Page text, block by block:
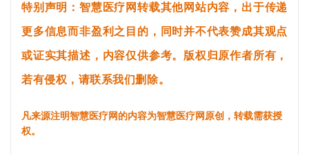
特别声明：智慧医疗网转载其他网站内容，出于传递
更多信息而非盈利之目的，同时并不代表赞成其观点
或证实其描述，内容仅供参考。版权归原作者所有，
若有侵权，请联系我们删除。
凡来源注明智慧医疗网的内容为智慧医疗网原创，转载需获授
权。